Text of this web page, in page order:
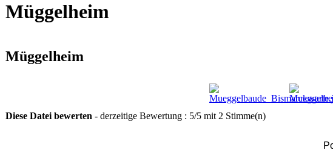
Müggelheim
Müggelheim
Diese Datei bewerten - derzeitige Bewertung : 5/5 mit 2 Stimme(n)